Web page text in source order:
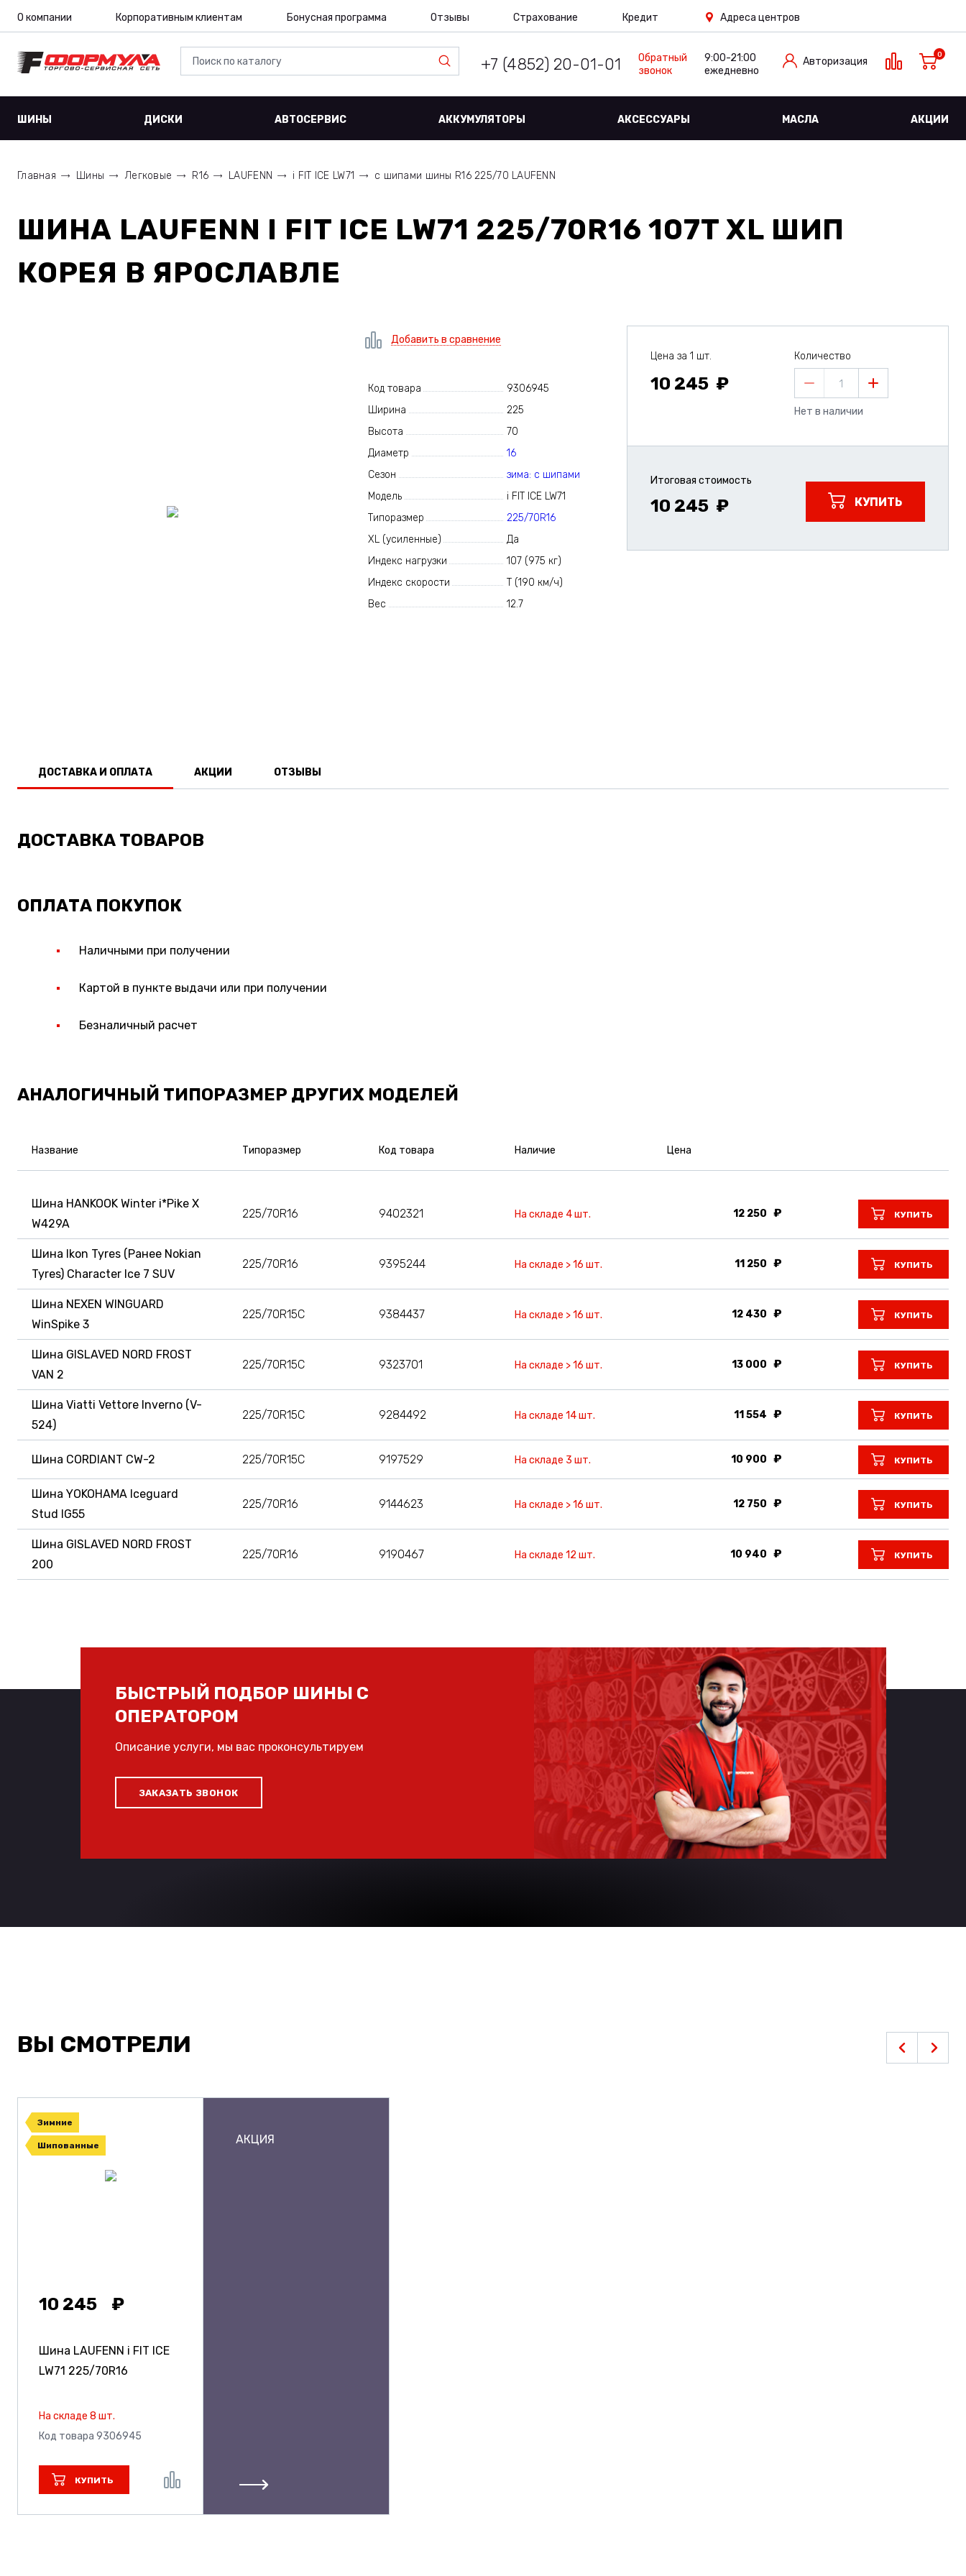
О компании Корпоративным клиентам Бонусная программа Отзывы Страхование Кредит Адреса центров
+7 (4852) 20-01-01
Обратный
звонок
9:00-21:00
ежедневно
Авторизация
0
ШИНЫ ДИСКИ АВТОСЕРВИС АККУМУЛЯТОРЫ АКСЕССУАРЫ МАСЛА АКЦИИ
Главная Шины Легковые R16 LAUFENN i FIT ICE LW71 с шипами шины R16 225/70 LAUFENN
ШИНА LAUFENN I FIT ICE LW71 225/70R16 107T XL ШИП
КОРЕЯ В ЯРОСЛАВЛЕ
Добавить в сравнение
Код товара
9306945
Ширина
225
Высота
70
Диаметр
16
Сезон
зима: с шипами
Модель
i FIT ICE LW71
Типоразмер
225/70R16
XL (усиленные)
Да
Индекс нагрузки
107 (975 кг)
Индекс скорости
T (190 км/ч)
Вес
12.7
Цена за 1 шт.
10 245
Количество
1
Нет в наличии
Итоговая стоимость
10 245 КУПИТЬ
ДОСТАВКА И ОПЛАТА АКЦИИ ОТЗЫВЫ
ДОСТАВКА ТОВАРОВ
ОПЛАТА ПОКУПОК
Наличными при получении
Картой в пункте выдачи или при получении
Безналичный расчет
АНАЛОГИЧНЫЙ ТИПОРАЗМЕР ДРУГИХ МОДЕЛЕЙ
Название Типоразмер Код товара Наличие Цена
Шина HANKOOK Winter i*Pike X
W429A
225/70R16 9402321 На складе 4 шт. 12 250 КУПИТЬ
Шина Ikon Tyres (Ранее Nokian
Tyres) Character Ice 7 SUV
225/70R16 9395244 На складе > 16 шт. 11 250 КУПИТЬ
Шина NEXEN WINGUARD
WinSpike 3
225/70R15C 9384437 На складе > 16 шт. 12 430 КУПИТЬ
Шина GISLAVED NORD FROST
VAN 2
225/70R15C 9323701 На складе > 16 шт. 13 000 КУПИТЬ
Шина Viatti Vettore Inverno (V-
524)
225/70R15C 9284492 На складе 14 шт. 11 554 КУПИТЬ
Шина CORDIANT CW-2 225/70R15C 9197529 На складе 3 шт. 10 900 КУПИТЬ
Шина YOKOHAMA Iceguard
Stud IG55
225/70R16 9144623 На складе > 16 шт. 12 750 КУПИТЬ
Шина GISLAVED NORD FROST
200
225/70R16 9190467 На складе 12 шт. 10 940 КУПИТЬ
БЫСТРЫЙ ПОДБОР ШИНЫ С
ОПЕРАТОРОМ
Описание услуги, мы вас проконсультируем
ЗАКАЗАТЬ ЗВОНОК
ВЫ СМОТРЕЛИ
Зимние
Шипованные
10 245
Шина LAUFENN i FIT ICE
LW71 225/70R16
На складе 8 шт.
Код товара 9306945
КУПИТЬ
АКЦИЯ